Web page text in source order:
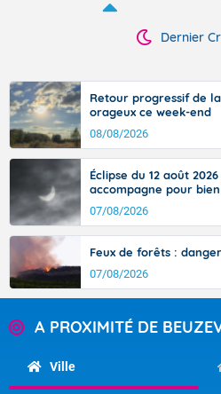
Dernier
Retour progressif de
orageux ce week-end
08/08/2026
Éclipse du 12 août
accompagne pour
07/08/2026
Feux de forêts :
07/08/2026
A PROXIMITÉ DE
Ville